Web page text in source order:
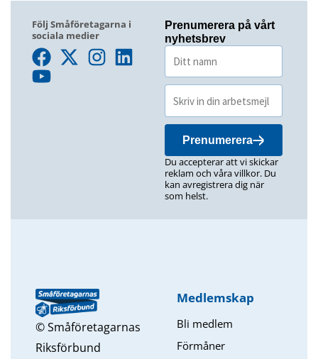
Följ Småföretagarna i
sociala medier
Prenumerera på vårt
nyhetsbrev
Prenumerera
Du accepterar att vi skickar
reklam och våra villkor. Du
kan avregistrera dig när
som helst.
© Småföretagarnas
Riksförbund
Medlemskap
Bli medlem
Förmåner